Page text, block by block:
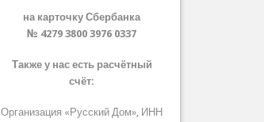
на карточку Сбербанка
№ 4279 3800 3976 0337
Также у нас есть расчётный
счёт:
Организация «Русский Дом», ИНН